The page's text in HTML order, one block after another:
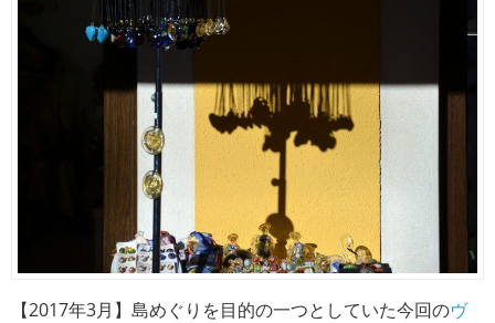
【2017年3月】島めぐりを目的の一つとしていた今回のヴ